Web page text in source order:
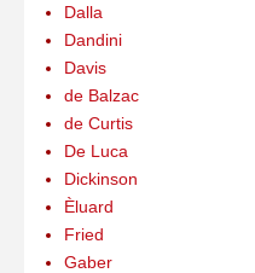
Dalla
Dandini
Davis
de Balzac
de Curtis
De Luca
Dickinson
Èluard
Fried
Gaber